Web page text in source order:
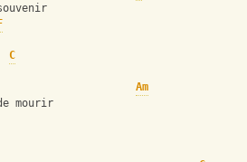
C
Am
mourir